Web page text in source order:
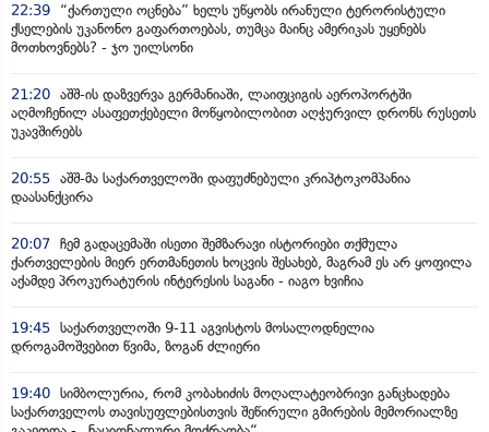
22:39
“ქართული ოცნება” ხელს უწყობს ირანული ტერორისტული
ქსელების უკანონო გაფართოებას, თუმცა მაინც ამერიკას უყენებს
მოთხოვნებს? - ჯო უილსონი
21:20 აშშ-ის დაზვერვა გერმანიაში, ლაიფციგის აეროპორტში
აღმოჩენილ ასაფეთქებელი მოწყობილობით აღჭურვილ დრონს რუსეთს
უკავშირებს
20:55 აშშ-მა საქართველოში დაფუძნებული კრიპტოკომპანია
დაასანქცირა
20:07 ჩემ გადაცემაში ისეთი შემზარავი ისტორიები თქმულა
ქართველების მიერ ერთმანეთის ხოცვის შესახებ, მაგრამ ეს არ ყოფილა
აქამდე პროკურატურის ინტერესის საგანი - იაგო ხვიჩია
19:45 საქართველოში 9-11 აგვისტოს მოსალოდნელია
დროგამოშვებით წვიმა, ზოგან ძლიერი
19:40 სიმბოლურია, რომ კობახიძის მოღალატეობრივი განცხადება
საქართველოს თავისუფლებისთვის შეწირული გმირების მემორიალზე